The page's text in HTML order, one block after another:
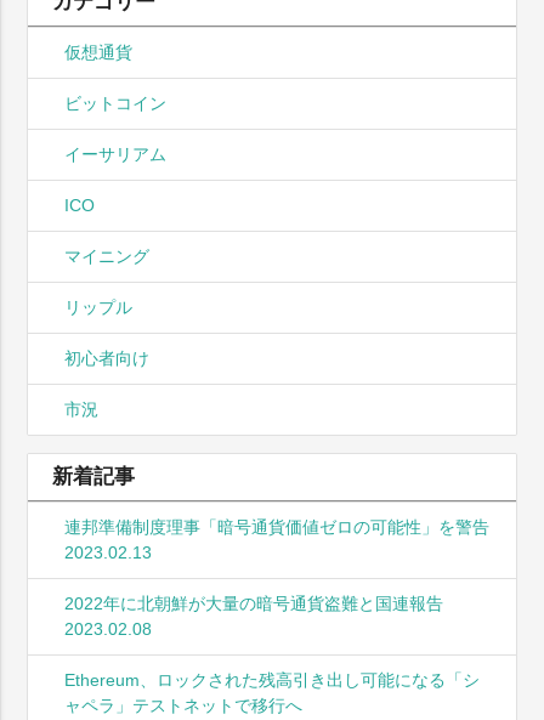
仮想通貨
ビットコイン
イーサリアム
ICO
マイニング
リップル
初心者向け
市況
新着記事
連邦準備制度理事「暗号通貨価値ゼロの可能性」を警告
2023.02.13
2022年に北朝鮮が大量の暗号通貨盗難と国連報告
2023.02.08
Ethereum、ロックされた残高引き出し可能になる「シ
ャペラ」テストネットで移行へ